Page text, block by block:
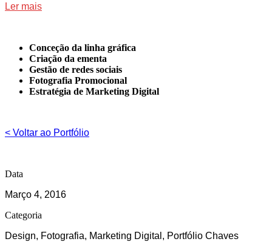
Ler mais
Conceção da linha gráfica
Criação da ementa
Gestão de redes sociais
Fotografia Promocional
Estratégia de Marketing Digital
< Voltar ao Portfólio
Data
Março 4, 2016
Categoria
Design, Fotografia, Marketing Digital, Portfólio Chaves